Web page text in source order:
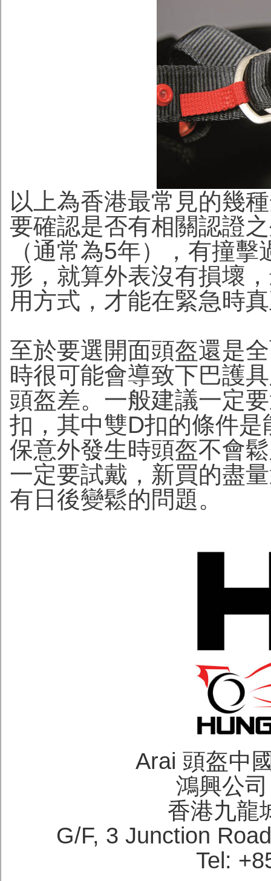
以上為香港最常見的幾
要確認是否有相關認證
（通常為5年），有撞
形，就算外表沒有損壞
用方式，才能在緊急時
至於要選開面頭盔還是
時很可能會導致下巴護
頭盔差。一般建議一定
扣，其中雙D扣的條件
保意外發生時頭盔不會
一定要試戴，新買的盡
有日後變鬆的問題。
Arai 頭盔中
鴻興公
香港九龍
G/F, 3 Junction
Tel: